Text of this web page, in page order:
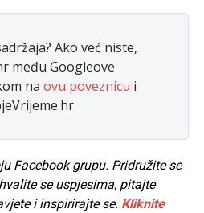
Ako već niste,
među Googleove
na ovu poveznicu i
Facebook grupu. Pridružite se
se uspjesima, pitajte
i inspirirajte se. Kliknite